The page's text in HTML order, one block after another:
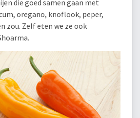
die goed samen gaan met
oregano, knoflook, peper,
zou. Zelf eten we ze ook